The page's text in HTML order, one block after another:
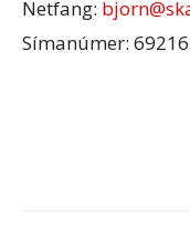
Netfang:
Símanúmer: